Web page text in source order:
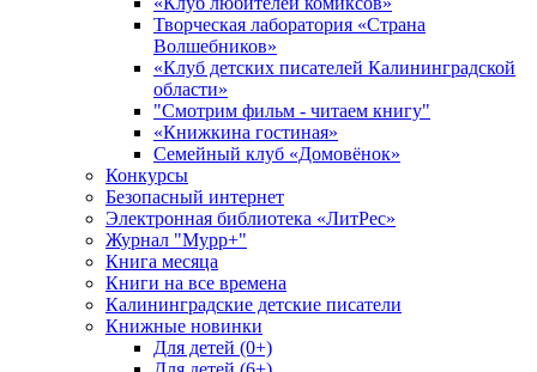
Творческая лаборатория «Страна
Волшебников»
«Клуб детских писателей Калининградской
области»
"Смотрим фильм - читаем книгу"
«Книжкина гостиная»
Семейный клуб «Домовёнок»
Конкурсы
Безопасный интернет
Электронная библиотека «ЛитРес»
Журнал "Мурр+"
Книга месяца
Книги на все времена
Калининградские детские писатели
Книжные новинки
Для детей (0+)